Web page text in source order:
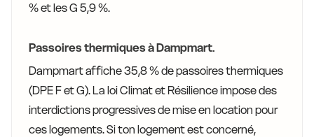
% et les G 5,9 %.
Passoires thermiques à Dampmart.
Dampmart affiche 35,8 % de passoires thermiques
(DPE F et G). La loi Climat et Résilience impose des
interdictions progressives de mise en location pour
ces logements. Si ton logement est concerné,